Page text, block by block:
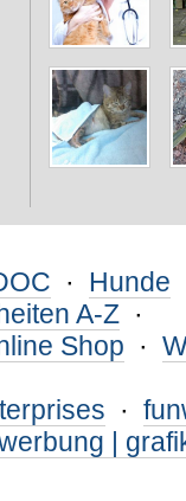
· Hunde
A-Z ·
Shop ·
·
|